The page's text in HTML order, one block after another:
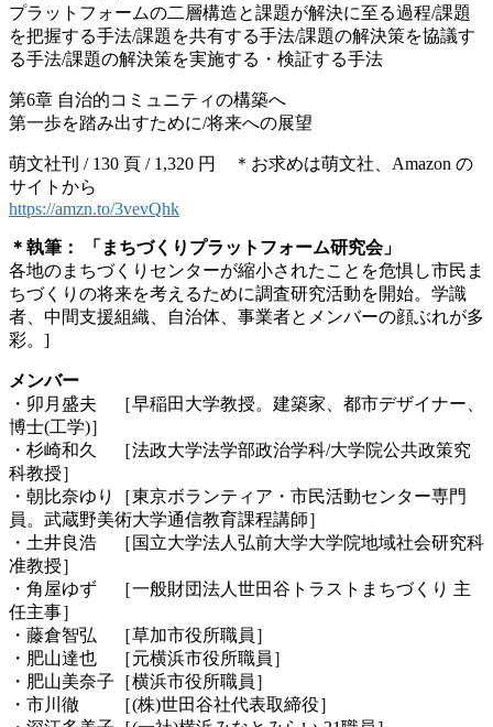
プラットフォームの二層構造と課題が解決に至る過程/課題
を把握する手法/課題を共有する手法/課題の解決策を協議す
る手法/課題の解決策を実施する・検証する手法
第6章 自治的コミュニティの構築へ
第一歩を踏み出すために/将来への展望
萌文社刊 / 130 頁 / 1,320 円 ＊お求めは萌文社、Amazon の
サイトから
https://amzn.to/3vevQhk
＊執筆： 「まちづくりプラットフォーム研究会」
各地のまちづくりセンターが縮小されたことを危惧し市民ま
ちづくりの将来を考えるために調査研究活動を開始。学識
者、中間支援組織、自治体、事業者とメンバーの顔ぶれが多
彩。]
メンバー
・卯月盛夫 ［早稲田大学教授。建築家、都市デザイナー、
博士(工学)］
・杉崎和久 ［法政大学法学部政治学科/大学院公共政策究
科教授］
・朝比奈ゆり［東京ボランティア・市民活動センター専門
員。武蔵野美術大学通信教育課程講師］
・土井良浩 ［国立大学法人弘前大学大学院地域社会研究科
准教授］
・角屋ゆず ［一般財団法人世田谷トラストまちづくり 主
任主事］
・藤倉智弘 ［草加市役所職員］
・肥山達也 ［元横浜市役所職員］
・肥山美奈子［横浜市役所職員］
・市川徹 ［(株)世田谷社代表取締役］